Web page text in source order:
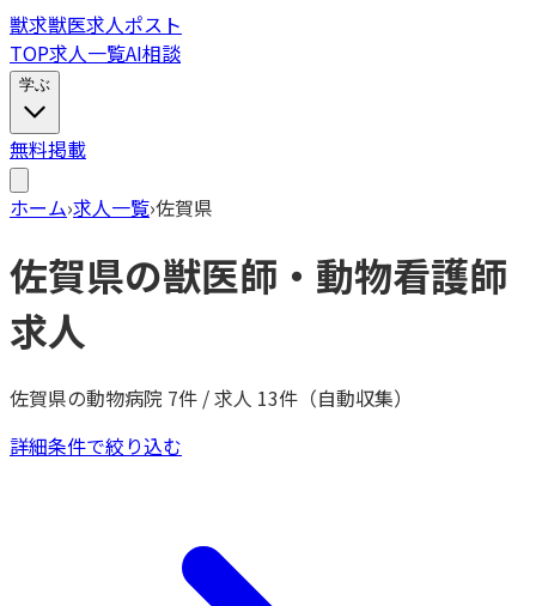
獣求獣医求人ポスト
TOP求人一覧AI相談
学ぶ
無料掲載
ホーム›求人一覧›佐賀県
佐賀県の獣医師・動物看護師
求人
佐賀県の動物病院 7件 / 求人 13件（自動収集）
詳細条件で絞り込む